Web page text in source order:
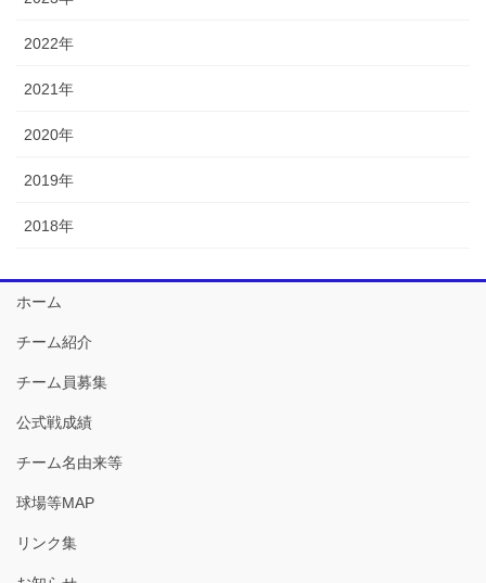
2022年
2021年
2020年
2019年
2018年
ホーム
チーム紹介
チーム員募集
公式戦成績
チーム名由来等
球場等MAP
リンク集